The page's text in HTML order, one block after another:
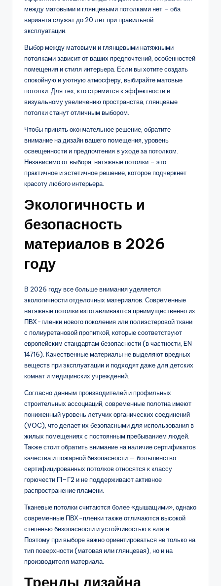
между матовыми и глянцевыми потолками нет – оба
варианта служат до 20 лет при правильной
эксплуатации.
Выбор между матовыми и глянцевыми натяжными
потолками зависит от ваших предпочтений, особенностей
помещения и стиля интерьера. Если вы хотите создать
спокойную и уютную атмосферу, выбирайте матовые
потолки. Для тех, кто стремится к эффектности и
визуальному увеличению пространства, глянцевые
потолки станут отличным выбором.
Чтобы принять окончательное решение, обратите
внимание на дизайн вашего помещения, уровень
освещенности и предпочтения в уходе за потолком.
Независимо от выбора, натяжные потолки – это
практичное и эстетичное решение, которое подчеркнет
красоту любого интерьера.
Экологичность и
безопасность
материалов в 2026
году
В 2026 году все больше внимания уделяется
экологичности отделочных материалов. Современные
натяжные потолки изготавливаются преимущественно из
ПВХ-пленки нового поколения или полиэстеровой ткани
с полиуретановой пропиткой, которые соответствуют
европейским стандартам безопасности (в частности, EN
14716). Качественные материалы не выделяют вредных
веществ при эксплуатации и подходят даже для детских
комнат и медицинских учреждений.
Согласно данным производителей и профильных
строительных ассоциаций, современные полотна имеют
пониженный уровень летучих органических соединений
(VOC), что делает их безопасными для использования в
жилых помещениях с постоянным пребыванием людей.
Также стоит обратить внимание на наличие сертификатов
качества и пожарной безопасности — большинство
сертифицированных потолков относятся к классу
горючести Г1–Г2 и не поддерживают активное
распространение пламени.
Тканевые потолки считаются более «дышащими», однако
современные ПВХ-пленки также отличаются высокой
степенью безопасности и устойчивостью к влаге.
Поэтому при выборе важно ориентироваться не только на
тип поверхности (матовая или глянцевая), но и на
производителя материала.